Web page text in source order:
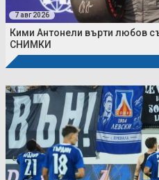
7 авг 2026
Кими Антонели върти любов
СНИМКИ